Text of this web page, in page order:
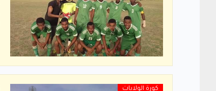
كورة الولايات